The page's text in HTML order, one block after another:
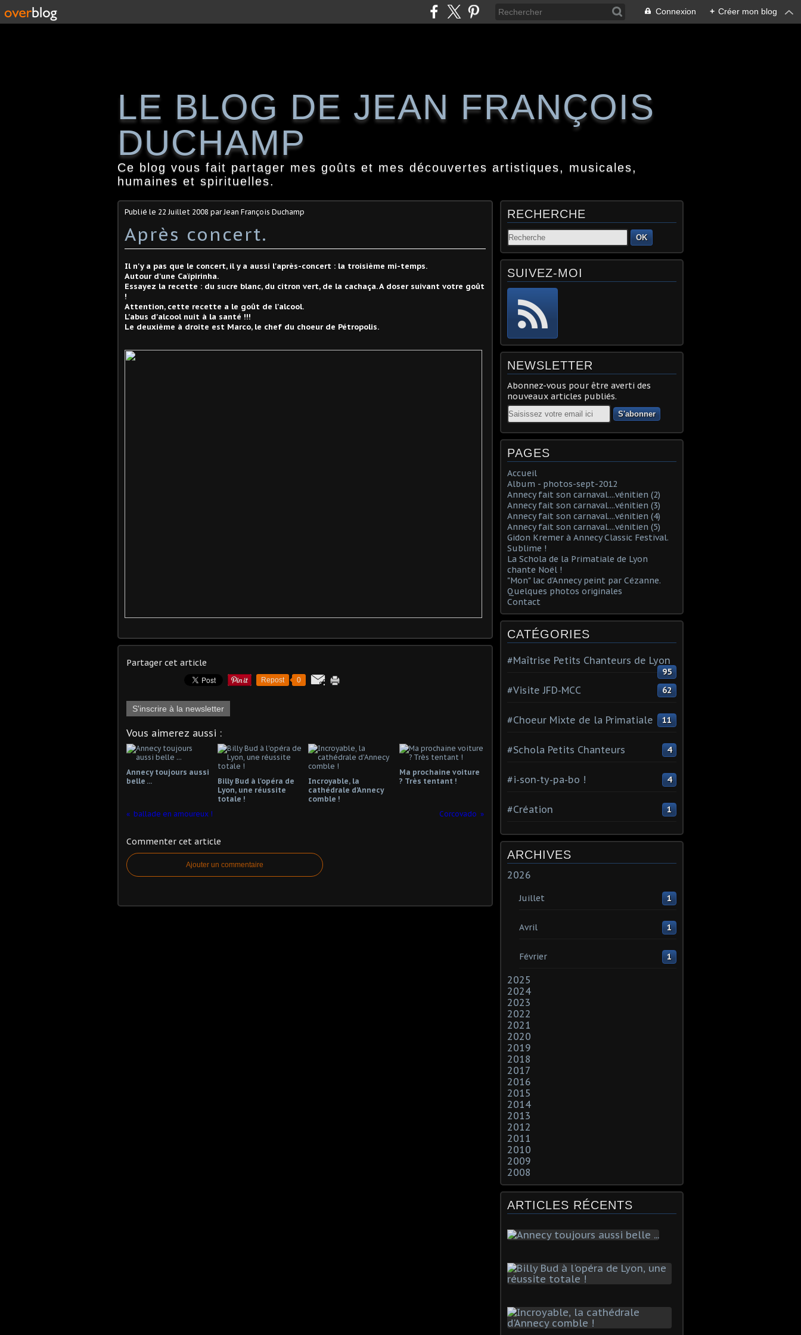
Connexion + Créer mon blog
LE BLOG DE JEAN FRANÇOIS
DUCHAMP
Ce blog vous fait partager mes goûts et mes découvertes artistiques, musicales,
humaines et spirituelles.
Publié le 22 Juillet 2008 par Jean François Duchamp
Après concert.
Il n'y a pas que le concert, il y a aussi l'après-concert : la troisième mi-temps.
Autour d'une Caïpirinha.
Essayez la recette : du sucre blanc, du citron vert, de la cachaça. A doser suivant votre goût
!
Attention, cette recette a le goût de l'alcool.
L'abus d'alcool nuit à la santé !!!
Le deuxième à droite est Marco, le chef du choeur de Pétropolis.
Partager cet article
Repost 0
S'inscrire à la newsletter
Vous aimerez aussi :
Annecy toujours aussi
belle ...
Billy Bud à l'opéra de
Lyon, une réussite
totale !
Incroyable, la
cathédrale d'Annecy
comble !
Ma prochaine voiture
? Très tentant !
ballade en amoureux ! Corcovado
Commenter cet article
Ajouter un commentaire
RECHERCHE
OK
SUIVEZ-MOI
NEWSLETTER
Abonnez-vous pour être averti des
nouveaux articles publiés.
Email
PAGES
Accueil
Album - photos-sept-2012
Annecy fait son carnaval....vénitien (2)
Annecy fait son carnaval....vénitien (3)
Annecy fait son carnaval....vénitien (4)
Annecy fait son carnaval....vénitien (5)
Gidon Kremer à Annecy Classic Festival.
Sublime !
La Schola de la Primatiale de Lyon
chante Noël !
"Mon" lac d'Annecy peint par Cézanne.
Quelques photos originales
Contact
CATÉGORIES
#Maîtrise Petits Chanteurs de Lyon
95
#Visite JFD-MCC 62
#Choeur Mixte de la Primatiale 11
#Schola Petits Chanteurs 4
#i-son-ty-pa-bo ! 4
#Création 1
ARCHIVES
2026
Juillet 1
Avril 1
Février 1
2025
2024
2023
2022
2021
2020
2019
2018
2017
2016
2015
2014
2013
2012
2011
2010
2009
2008
ARTICLES RÉCENTS